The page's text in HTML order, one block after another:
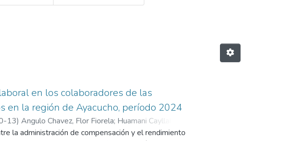
en los colaboradores de las
en la región de Ayacucho, período 2024
13) Angulo Chavez, Flor Fiorela; Huamani Cayllahua,
la administración de compensación y el rendimiento